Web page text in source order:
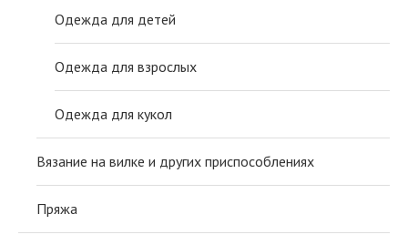
Одежда для детей
Одежда для взрослых
Одежда для кукол
Вязание на вилке и других приспособлениях
Пряжа